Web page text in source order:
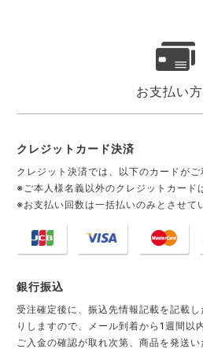
お支払い
クレジットカード決済
クレジット決済では、以下のカードがご
※ご本人様名義以外のクレジットカード
※お支払い回数は一括払いのみとさせて
銀行振込
受注確定後に、振込先情報記載を記載
りしますので、メール到着から1週間以
ご入金の確認が取れ次第、商品を発送い